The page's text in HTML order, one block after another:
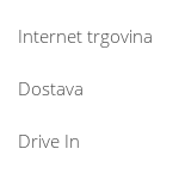
Internet trgovina
Dostava
Drive In